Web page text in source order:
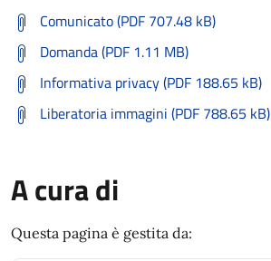
Comunicato (PDF 707.48 kB)
Domanda (PDF 1.11 MB)
Informativa privacy (PDF 188.65 kB)
Liberatoria immagini (PDF 788.65 kB)
A cura di
Questa pagina è gestita da: